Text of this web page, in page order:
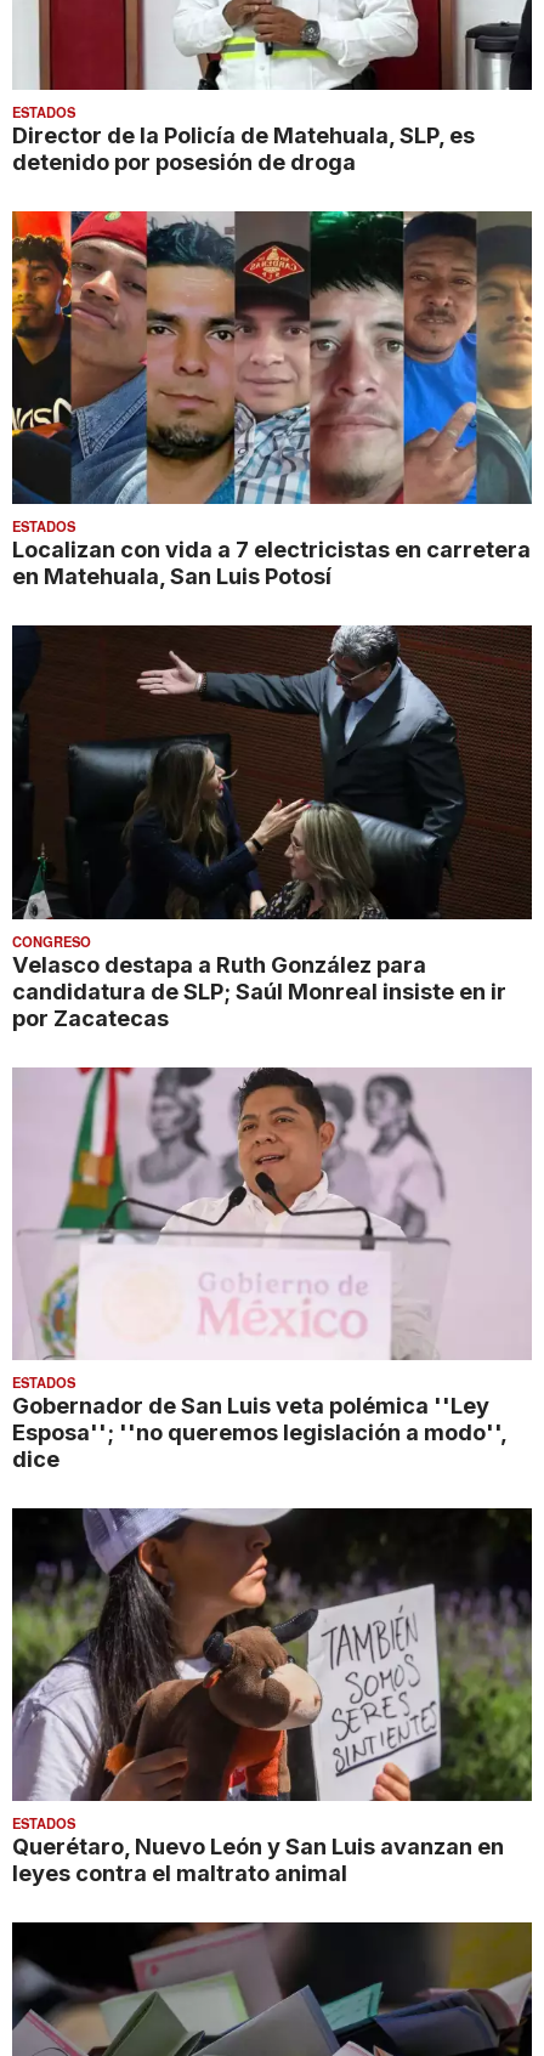
ESTADOS
Director de la Policía de Matehuala, SLP, es
detenido por posesión de droga
ESTADOS
Localizan con vida a 7 electricistas en carretera
en Matehuala, San Luis Potosí
CONGRESO
Velasco destapa a Ruth González para
candidatura de SLP; Saúl Monreal insiste en ir
por Zacatecas
ESTADOS
Gobernador de San Luis veta polémica ''Ley
Esposa''; ''no queremos legislación a modo'',
dice
ESTADOS
Querétaro, Nuevo León y San Luis avanzan en
leyes contra el maltrato animal